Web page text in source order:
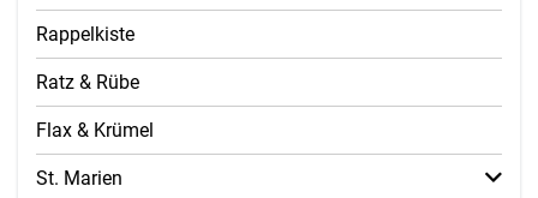
Rappelkiste
Ratz & Rübe
Flax & Krümel
St. Marien